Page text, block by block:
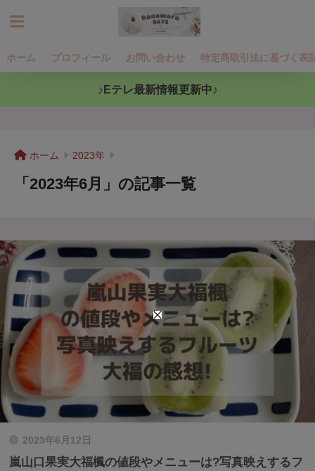
ホーム プロフィール お問い合わせ 特定商取引法に基づく表
♪Eテレ最新情報更新中♪
ホーム 2023年
「2023年6月」の記事一覧
2023年6月12日
嵐山口果実大福楓の値段やメニューは?写真映えするフ